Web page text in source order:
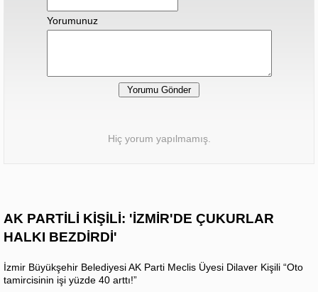
Yorumunuz
Hiç yorum yapılmamış.
AK PARTİLİ KİŞİLİ: 'İZMİR'DE ÇUKURLAR
HALKI BEZDİRDİ'
İzmir Büyükşehir Belediyesi AK Parti Meclis Üyesi Dilaver Kişili “Oto
tamircisinin işi yüzde 40 arttı!”